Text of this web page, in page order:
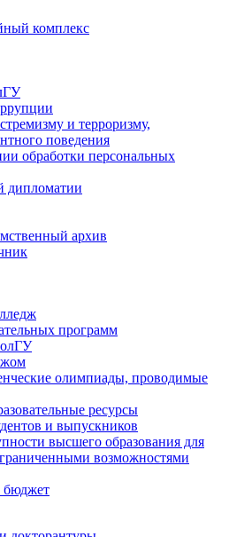
комплекс
и терроризму,
поведения
обработки персональных
дипломатии
архив
программ
олимпиады, проводимые
ресурсы
и выпускников
высшего образования для
возможностями
бюджет